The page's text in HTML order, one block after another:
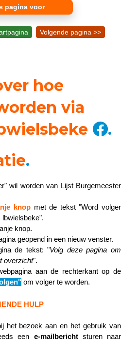
pagina voor
Volgende pagina >>
hoe
via
.
.
wil worden van Lijst Burgemeester
knop met de tekst "Word volger
knop.
geopend in een nieuw venster.
de tekst: "Volg deze pagina om
overzicht".
aan de rechterkant op de
om volger te worden.
HULP
het bezoek aan en het gebruik van
een e-mailberichtsturen naar